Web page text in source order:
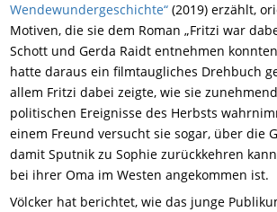
Wendewundergeschichte“ (2019) erzählt,
Motiven, die sie dem Roman „Fritzi war
Schott und Gerda Raidt entnehmen
hatte daraus ein filmtaugliches Drehbuch
allem Fritzi dabei zeigte, wie sie
politischen Ereignisse des Herbsts
einem Freund versucht sie sogar, über die
damit Sputnik zu Sophie zurückkehren
bei ihrer Oma im Westen angekommen ist.
Völcker hat berichtet, wie das junge